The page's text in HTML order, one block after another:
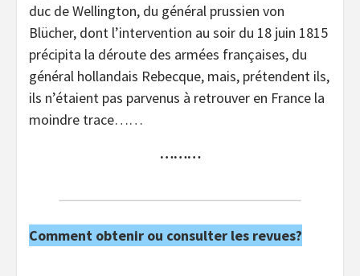
duc de Wellington, du général prussien von
Blücher, dont l’intervention au soir du 18 juin 1815
précipita la déroute des armées françaises, du
général hollandais Rebecque, mais, prétendent ils,
ils n’étaient pas parvenus à retrouver en France la
moindre trace……
………
Comment obtenir ou consulter les revues?